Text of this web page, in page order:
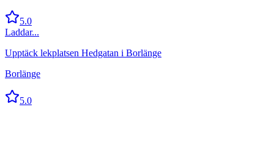
5.0
Laddar...
Upptäck lekplatsen Hedgatan i Borlänge
Borlänge
5.0